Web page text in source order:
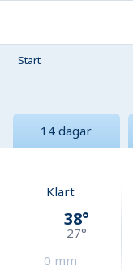
Start
14 dagar
Klart
38°
27°
0 mm